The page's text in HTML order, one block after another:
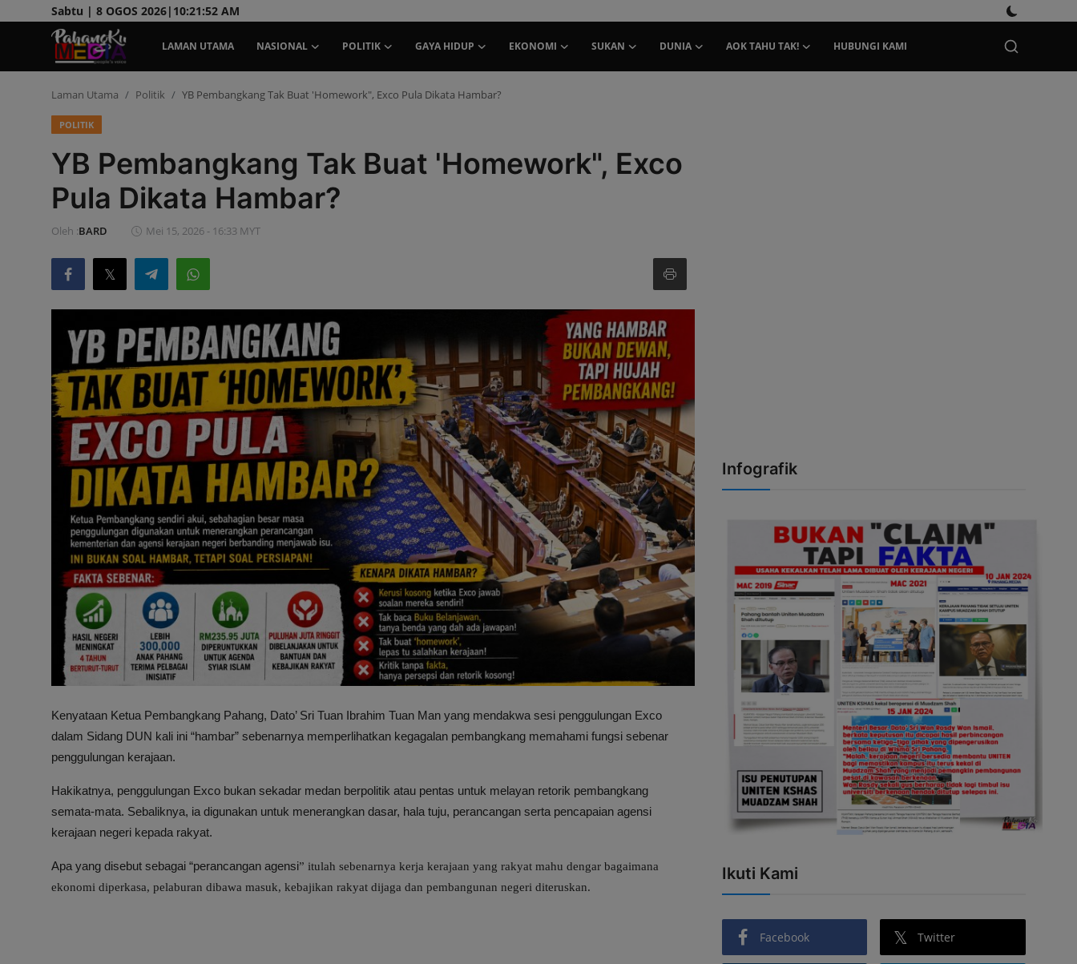
Sabtu | 8 OGOS 2026| 10:21:54 AM
LAMAN UTAMA NASIONAL POLITIK GAYA HIDUP EKONOMI SUKAN DUNIA AOK TAHU TAK! HUBUNGI KAMI
Laman Utama
Nasional
Gaya Hidup
AOK Tahu Tak!
Hubungi Kami
Laman Utama Politik YB Pembangkang Tak Buat 'Homework", Exco Pula Dikata Hambar?
POLITIK
YB Pembangkang Tak Buat 'Homework", Exco
Pula Dikata Hambar?
Oleh :BARD Mei 15, 2026 - 16:33 MYT
Kenyataan Ketua Pembangkang Pahang, Dato’ Sri Tuan Ibrahim Tuan Man yang mendakwa sesi penggulungan Exco
dalam Sidang DUN kali ini “hambar” sebenarnya memperlihatkan kegagalan pembangkang memahami fungsi sebenar
penggulungan kerajaan.
Hakikatnya, penggulungan Exco bukan sekadar medan berpolitik atau pentas untuk melayan retorik pembangkang
semata-mata. Sebaliknya, ia digunakan untuk menerangkan dasar, hala tuju, perancangan serta pencapaian agensi
kerajaan negeri kepada rakyat.
Apa yang disebut sebagai “perancangan agensi” itulah sebenarnya kerja kerajaan yang rakyat mahu dengar bagaimana
ekonomi diperkasa, pelaburan dibawa masuk, kebajikan rakyat dijaga dan pembangunan negeri diteruskan.
Infografik
Ikuti Kami
Facebook Twitter